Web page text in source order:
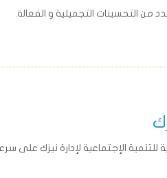
التحسينات التجميلية و الفعالة.
الإجتماعية لإدارة نيزك على